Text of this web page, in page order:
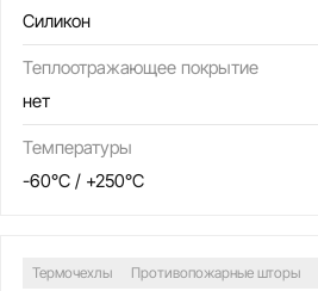
Силикон
Теплоотражающее покрытие
нет
Температуры
-60°C / +250°C
Термочехлы Противопожарные шторы